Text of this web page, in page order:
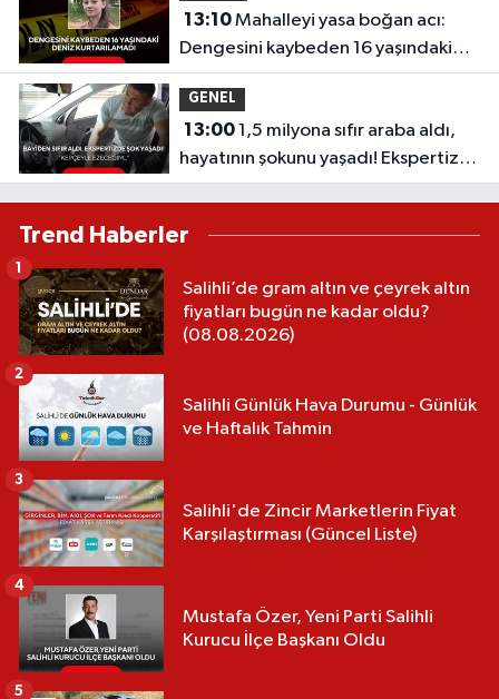
13:10Mahalleyi yasa boğan acı:
Dengesini kaybeden 16 yaşındaki
Deniz kurtarılamadı
GENEL
13:001,5 milyona sıfır araba aldı,
hayatının şokunu yaşadı! Ekspertize
götürünce gerçek ortaya çıktı
Trend Haberler
Salihli’de gram altın ve çeyrek altın
fiyatları bugün ne kadar oldu?
(08.08.2026)
1
Salihli Günlük Hava Durumu - Günlük
ve Haftalık Tahmin
2
Salihli'de Zincir Marketlerin Fiyat
Karşılaştırması (Güncel Liste)
3
Mustafa Özer, Yeni Parti Salihli
Kurucu İlçe Başkanı Oldu
4
5